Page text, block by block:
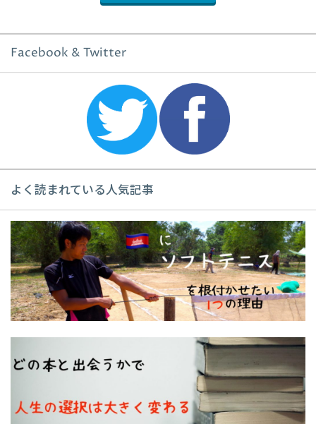
Facebook & Twitter
よく読まれている人気記事